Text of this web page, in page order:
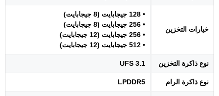
خيارات التخزين
• 128 جيجابايت (8 جيجابايت)
• 256 جيجابايت (8 جيجابايت)
• 256 جيجابايت (12 جيجابايت)
• 512 جيجابايت (12 جيجابايت)
نوع ذاكرة التخزين UFS 3.1
نوع ذاكرة الرام LPDDR5